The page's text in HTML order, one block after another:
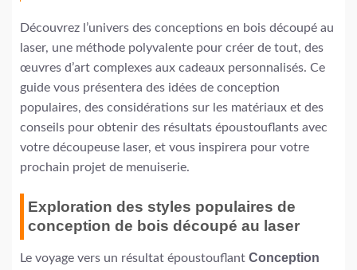
Découvrez l’univers des conceptions en bois découpé au
laser, une méthode polyvalente pour créer de tout, des
œuvres d’art complexes aux cadeaux personnalisés. Ce
guide vous présentera des idées de conception
populaires, des considérations sur les matériaux et des
conseils pour obtenir des résultats époustouflants avec
votre découpeuse laser, et vous inspirera pour votre
prochain projet de menuiserie.
Exploration des styles populaires de
conception de bois découpé au laser
Le voyage vers un résultat époustouflant Conception